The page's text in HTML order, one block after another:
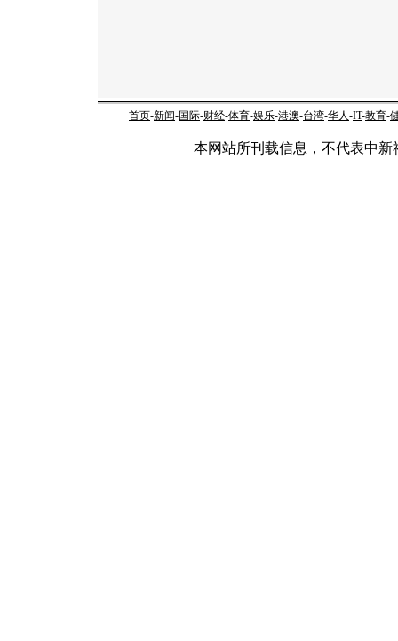
首页-新闻-国际-财经-体育-娱乐-港澳-台湾-华人-IT-教育-
本网站所刊载信息，不代表中